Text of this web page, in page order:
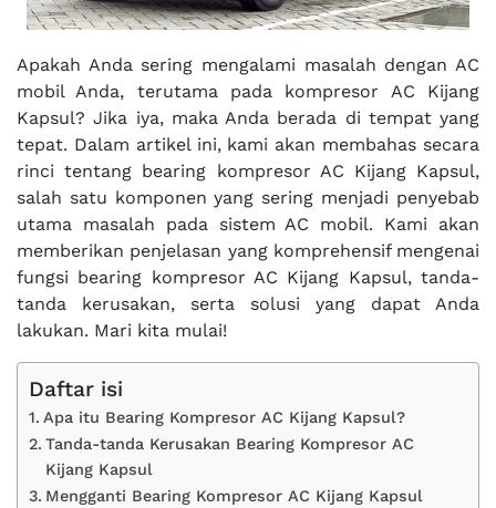
Apakah Anda sering mengalami masalah dengan AC
mobil Anda, terutama pada kompresor AC Kijang
Kapsul? Jika iya, maka Anda berada di tempat yang
tepat. Dalam artikel ini, kami akan membahas secara
rinci tentang bearing kompresor AC Kijang Kapsul,
salah satu komponen yang sering menjadi penyebab
utama masalah pada sistem AC mobil. Kami akan
memberikan penjelasan yang komprehensif mengenai
fungsi bearing kompresor AC Kijang Kapsul, tanda-
tanda kerusakan, serta solusi yang dapat Anda
lakukan. Mari kita mulai!
Daftar isi
Apa itu Bearing Kompresor AC Kijang Kapsul?
Tanda-tanda Kerusakan Bearing Kompresor AC
Kijang Kapsul
Mengganti Bearing Kompresor AC Kijang Kapsul